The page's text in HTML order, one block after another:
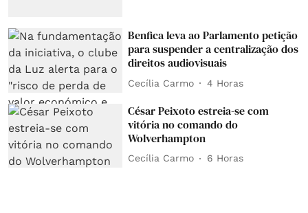
Benfica leva ao Parlamento petição
para suspender a centralização dos
direitos audiovisuais
Cecília Carmo 4 Horas
César Peixoto estreia-se com
vitória no comando do
Wolverhampton
Cecília Carmo 6 Horas